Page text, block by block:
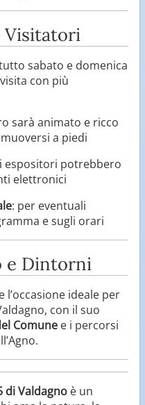
sabato e domenica
con più
sarà animato e ricco
a piedi
espositori potrebbero
elettronici
: per eventuali
e sugli orari
e Dintorni
l’occasione ideale per
con il suo
Comune e i percorsi
di Valdagno è un